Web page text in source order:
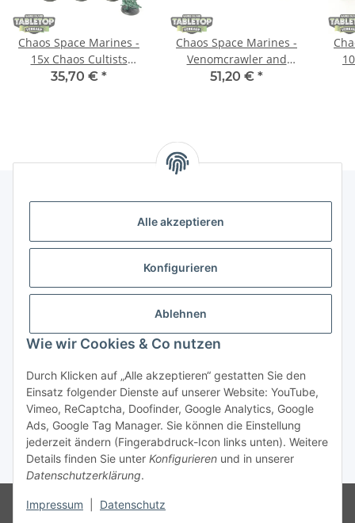
Alle akzeptieren
Konfigurieren
Ablehnen
Wie wir Cookies & Co nutzen
Durch Klicken auf „Alle akzeptieren“ gestatten Sie den
Einsatz folgender Dienste auf unserer Website: YouTube,
Vimeo, ReCaptcha, Doofinder, Google Analytics, Google
Ads, Google Tag Manager. Sie können die Einstellung
jederzeit ändern (Fingerabdruck-Icon links unten). Weitere
Details finden Sie unter Konfigurieren und in unserer
Datenschutzerklärung.
Impressum Datenschutz
Chaos Space Marines -
15x Chaos Cultists
klassisch - teilweise
35,70 € *
Chaos Space Marines -
Venomcrawler and
Obliterators - teilweise
51,20 € *
Gesetzliche Informationen
Bestellung wiederrufen
* Alle Preise inkl. gesetzlicher USt., zzgl.Versand
Besucherzähler: 75216543